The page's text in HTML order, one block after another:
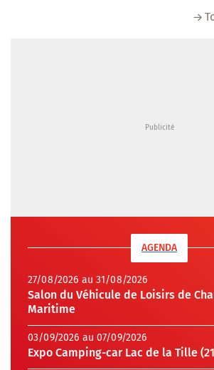
AGENDA
27/08/2026 au 31/08/2026
Salon du Véhicule de Loisirs de
Maritime
03/09/2026 au 07/09/2026
Expo Camping-car Lac de la Tille